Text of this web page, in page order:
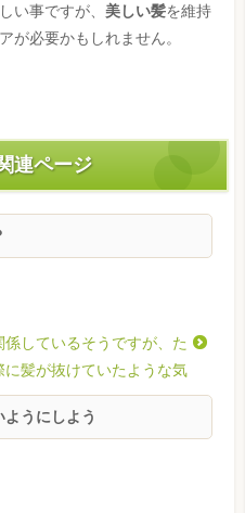
い事ですが、 美しい髪を維持
が必要かもしれません。
連ページ
しているそうですが、た
に髪が抜けていたような気
うにしよう